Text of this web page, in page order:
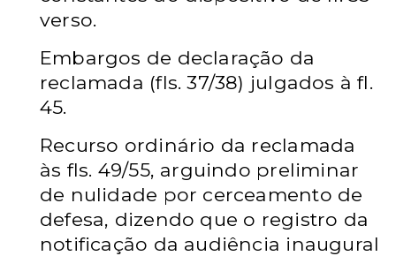
verso.
Embargos de declaração da
reclamada (fls. 37/38) julgados à fl.
45.
Recurso ordinário da reclamada
às fls. 49/55, arguindo preliminar
de nulidade por cerceamento de
defesa, dizendo que o registro da
notificação da audiência inaugural